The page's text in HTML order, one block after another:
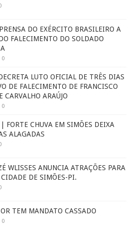
DO EXÉRCITO BRASILEIRO A
FALECIMENTO DO SOLDADO
0
LUTO OFICIAL DE TRÊS DIAS
DE FALECIMENTO DE FRANCISCO
CARVALHO ARAÚJO
0
FORTE CHUVA EM SIMÕES DEIXA
ALAGADAS
WLISSES ANUNCIA ATRAÇÕES PARA
CIDADE DE SIMÕES-PI.
TEM MANDATO CASSADO
0